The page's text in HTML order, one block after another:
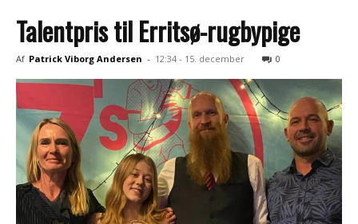
Talentpris til Erritsø-rugbypige
Af Patrick Viborg Andersen - 12:34 - 15. december 0